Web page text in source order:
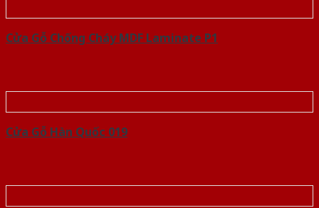
Cửa Gỗ Chống Cháy MDF Laminate P1
Cửa Gỗ Hàn Quốc 019